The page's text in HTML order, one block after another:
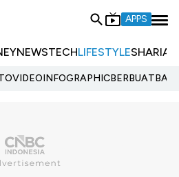
APPS
NEWSTECHLIFESTYLESHARIA
VIDEOINFOGRAPHIC